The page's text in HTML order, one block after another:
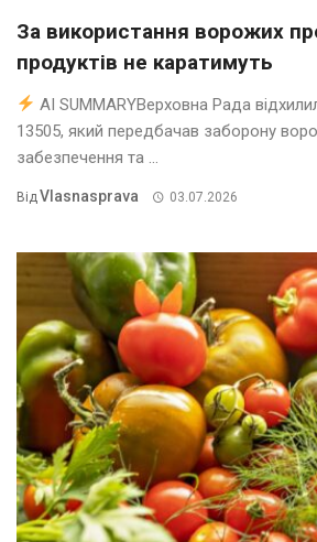
За використання ворожих
продуктів не каратимуть
AI SUMMARYВерховна Рада
13505, який передбачав заборону
забезпечення та ...
ВідVlasnasprava 03.07.2026